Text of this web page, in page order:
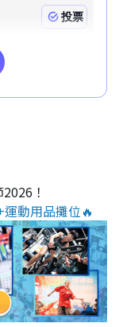
！
動用品攤位🔥